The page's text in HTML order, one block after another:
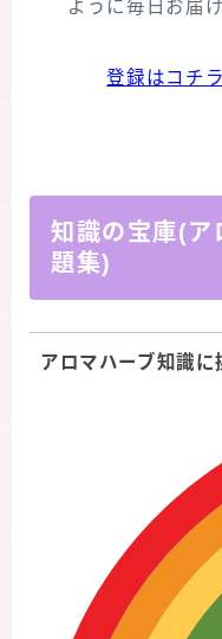
ように毎日お届け
登録はコチラ
知識の宝庫(ア
題集)
アロマハーブ知識に